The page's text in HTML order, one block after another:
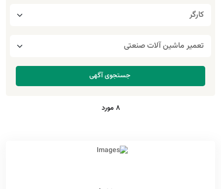
8 مورد